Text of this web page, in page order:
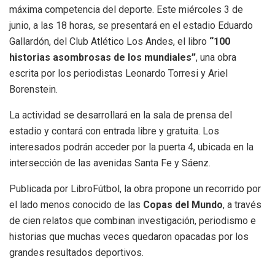
máxima competencia del deporte. Este miércoles 3 de
junio, a las 18 horas, se presentará en el estadio Eduardo
Gallardón, del Club Atlético Los Andes, el libro “100
historias asombrosas de los mundiales”, una obra
escrita por los periodistas Leonardo Torresi y Ariel
Borenstein.
La actividad se desarrollará en la sala de prensa del
estadio y contará con entrada libre y gratuita. Los
interesados podrán acceder por la puerta 4, ubicada en la
intersección de las avenidas Santa Fe y Sáenz.
Publicada por LibroFútbol, la obra propone un recorrido por
el lado menos conocido de las Copas del Mundo, a través
de cien relatos que combinan investigación, periodismo e
historias que muchas veces quedaron opacadas por los
grandes resultados deportivos.